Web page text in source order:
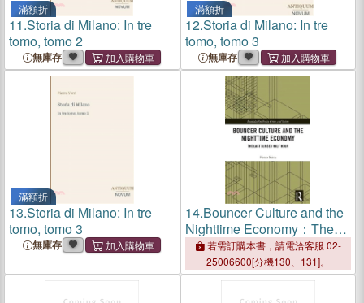
滿額折
11.Storia di Milano: In tre
tomo, tomo 2
無庫存
滿額折
12.Storia di Milano: In tre
tomo, tomo 3
無庫存
滿額折
13.Storia di Milano: In tre
tomo, tomo 3
無庫存
14.Bouncer Culture and the
Nighttime Economy：The
Last Cursed Half Hour
若需訂購本書，請電洽客服 02-
25006600[分機130、131]。